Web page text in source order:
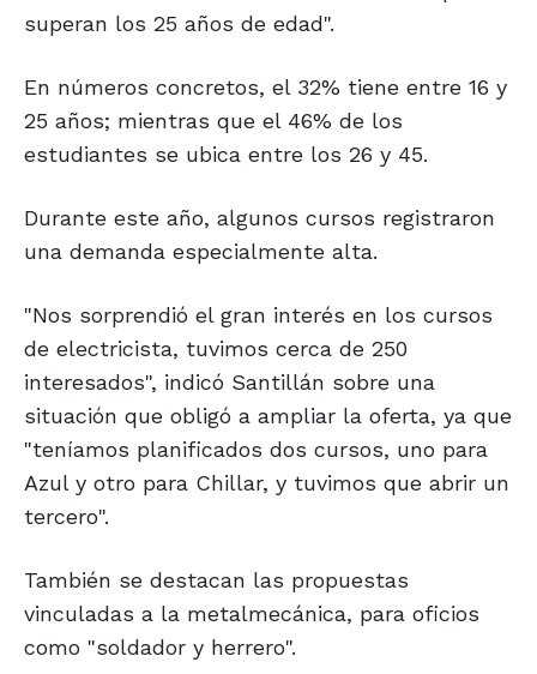
superan los 25 años de edad".
En números concretos, el 32% tiene entre 16 y
25 años; mientras que el 46% de los
estudiantes se ubica entre los 26 y 45.
Durante este año, algunos cursos registraron
una demanda especialmente alta.
"Nos sorprendió el gran interés en los cursos
de electricista, tuvimos cerca de 250
interesados", indicó Santillán sobre una
situación que obligó a ampliar la oferta, ya que
"teníamos planificados dos cursos, uno para
Azul y otro para Chillar, y tuvimos que abrir un
tercero".
También se destacan las propuestas
vinculadas a la metalmecánica, para oficios
como "soldador y herrero".